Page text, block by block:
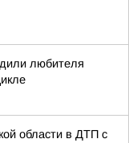
любителя
области в ДТП с